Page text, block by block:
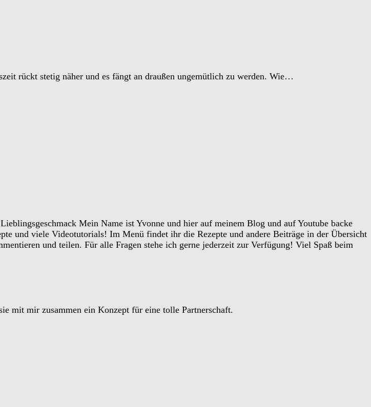
rückt stetig näher und es fängt an draußen ungemütlich zu werden. Wie…
Mein Name ist Yvonne und hier auf meinem Blog und auf Youtube backe
und viele Videotutorials! Im Menü findet ihr die Rezepte und andere Beiträge in der Übersicht
und teilen. Für alle Fragen stehe ich gerne jederzeit zur Verfügung! Viel Spaß beim
mit mir zusammen ein Konzept für eine tolle Partnerschaft.